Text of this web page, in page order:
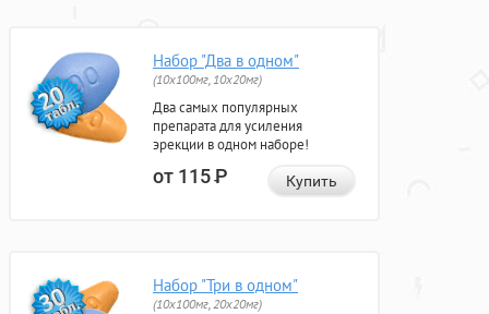
Набор "Два в одном"
(10x100мг, 10x20мг)
Два самых популярных
препарата для усиления
эрекции в одном наборе!
от 115Р Купить
Набор "Три в одном"
(10x100мг, 20x20мг)